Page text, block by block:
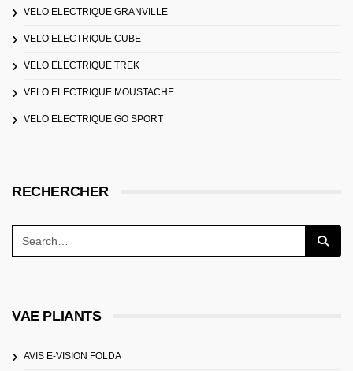
VELO ELECTRIQUE GRANVILLE
VELO ELECTRIQUE CUBE
VELO ELECTRIQUE TREK
VELO ELECTRIQUE MOUSTACHE
VELO ELECTRIQUE GO SPORT
RECHERCHER
VAE PLIANTS
AVIS E-VISION FOLDA